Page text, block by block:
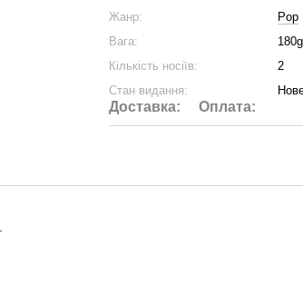
Жанр:
Pop
Вага:
Кількість носіїв:
2
Стан видання:
Доставка: Оплата: